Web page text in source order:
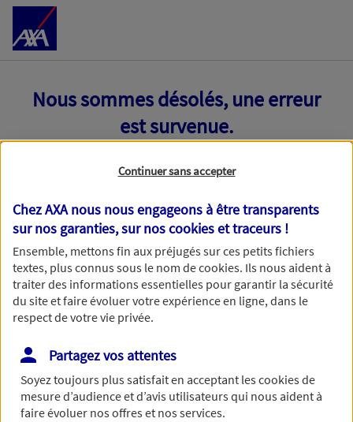
Accéder au Contenu
Nous sommes désolés, une erreur
est survenue.
Toutes nos excuses, une erreur technique nous empêche
de traiter votre demande. N'hésitez pas à rafraichir ce
formulaire dans quelques minutes.
Continuer sans accepter
Chez AXA nous nous engageons à être transparents
sur nos garanties, sur noscookies et traceurs !
Ensemble, mettons fin aux préjugés sur ces petits fichiers
textes, plus connus sous le nom decookies. Ils nous aident à
traiter des informations essentielles pour garantir la sécurité
du site et faire évoluer votre expérience en ligne, dans le
respect de votre vie privée.
Partagez vos attentes
Soyez toujours plus satisfait en acceptant lescookiesde
mesure d’audience et d’avis utilisateurs qui nous aident à
faire évoluer nos offres et nos services.